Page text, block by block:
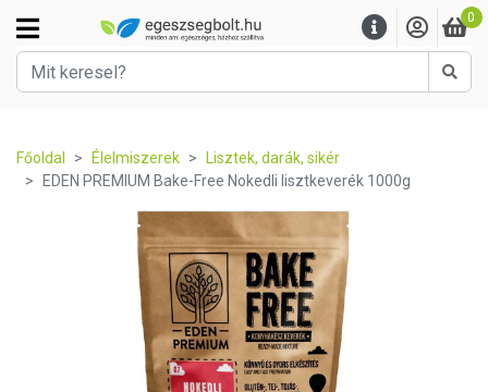
0
Főoldal Élelmiszerek
Lisztek, darák, sikér
EDEN PREMIUM Bake-Free Nokedli lisztkeverék 1000g